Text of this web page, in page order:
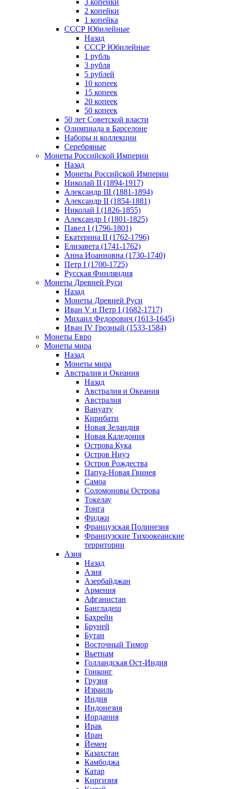
3 копейки
2 копейки
1 копейка
СССР Юбилейные
Назад
СССР Юбилейные
1 рубль
3 рубля
5 рублей
10 копеек
15 копеек
20 копеек
50 копеек
50 лет Советской власти
Олимпиада в Барселоне
Наборы и коллекции
Серебряные
Монеты Российской Империи
Назад
Монеты Российской Империи
Николай II (1894-1917)
Александр III (1881-1894)
Александр II (1854-1881)
Николай I (1826-1855)
Александр I (1801-1825)
Павел I (1796-1801)
Екатерина II (1762-1796)
Елизавета (1741-1762)
Анна Иоанновна (1730-1740)
Петр I (1700-1725)
Русская Финляндия
Монеты Древней Руси
Назад
Монеты Древней Руси
Иван V и Петр I (1682-1717)
Михаил Федорович (1613-1645)
Иван IV Грозный (1533-1584)
Монеты Евро
Монеты мира
Назад
Монеты мира
Австралия и Океания
Назад
Австралия и Океания
Австралия
Вануату
Кирибати
Новая Зеландия
Новая Каледония
Острова Кука
Остров Ниуэ
Остров Рождества
Папуа-Новая Гвинея
Самоа
Соломоновы Острова
Токелау
Тонга
Фиджи
Французская Полинезия
Французские Тихоокеанские
территории
Азия
Назад
Азия
Азербайджан
Армения
Афганистан
Бангладеш
Бахрейн
Бруней
Бутан
Восточный Тимор
Вьетнам
Голландская Ост-Индия
Гонконг
Грузия
Израиль
Индия
Индонезия
Иордания
Ирак
Иран
Йемен
Казахстан
Камбоджа
Катар
Киргизия